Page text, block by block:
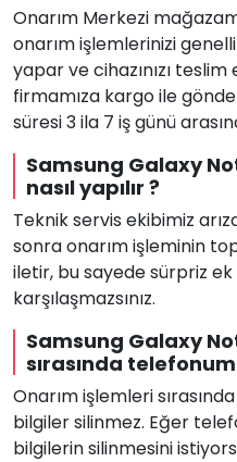
Onarım Merkezi
onarım işlemlerinizi
yapar ve cihazınızı teslim
firmamıza kargo ile
süresi 3 ila 7 iş günü
Samsung Galaxy
nasıl yapılır ?
Teknik servis ekibimiz
sonra onarım işleminin
iletir, bu sayede sürpriz
karşılaşmazsınız.
Samsung Galaxy
sırasında
Onarım işlemleri
bilgiler silinmez. Eğer
bilgilerin silinmesini